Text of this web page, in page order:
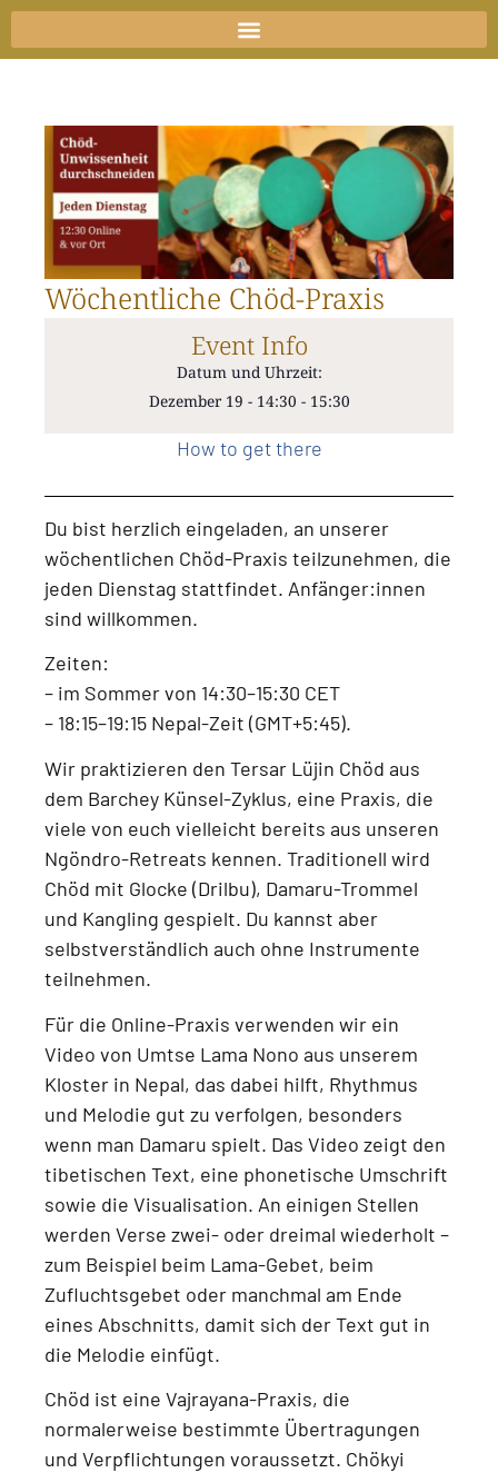
Zum
Inhalt
Wöchentliche Chöd-Praxis
Event Info
Datum und Uhrzeit:
Dezember 19 - 14:30 - 15:30
How to get there
Du bist herzlich eingeladen, an unserer
wöchentlichen Chöd-Praxis teilzunehmen, die
jeden Dienstag stattfindet. Anfänger:innen
sind willkommen.
Zeiten:
– im Sommer von 14:30–15:30 CET
– 18:15–19:15 Nepal-Zeit (GMT+5:45).
Wir praktizieren den Tersar Lüjin Chöd aus
dem Barchey Künsel-Zyklus, eine Praxis, die
viele von euch vielleicht bereits aus unseren
Ngöndro-Retreats kennen. Traditionell wird
Chöd mit Glocke (Drilbu), Damaru-Trommel
und Kangling gespielt. Du kannst aber
selbstverständlich auch ohne Instrumente
teilnehmen.
Für die Online-Praxis verwenden wir ein
Video von Umtse Lama Nono aus unserem
Kloster in Nepal, das dabei hilft, Rhythmus
und Melodie gut zu verfolgen, besonders
wenn man Damaru spielt. Das Video zeigt den
tibetischen Text, eine phonetische Umschrift
sowie die Visualisation. An einigen Stellen
werden Verse zwei- oder dreimal wiederholt –
zum Beispiel beim Lama-Gebet, beim
Zufluchtsgebet oder manchmal am Ende
eines Abschnitts, damit sich der Text gut in
die Melodie einfügt.
Chöd ist eine Vajrayana-Praxis, die
normalerweise bestimmte Übertragungen
und Verpflichtungen voraussetzt. Chökyi